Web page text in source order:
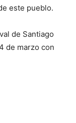
este pueblo.
de Santiago
de marzo con